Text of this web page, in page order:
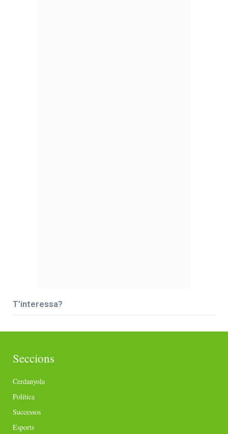
T’interessa?
Seccions
Cerdanyola
Política
Successos
Esports